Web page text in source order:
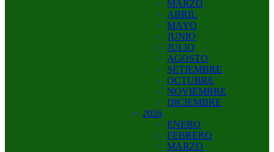
MARZO
ABRIL
MAYO
JUNIO
JULIO
AGOSTO
SETIEMBRE
OCTUBRE
NOVIEMBRE
DICIEMBRE
2026
ENERO
FEBRERO
MARZO